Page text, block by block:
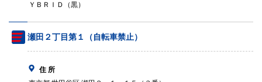
ＹＢＲＩＤ（黒）
瀬田２丁目第１（自転車禁止）
住 所